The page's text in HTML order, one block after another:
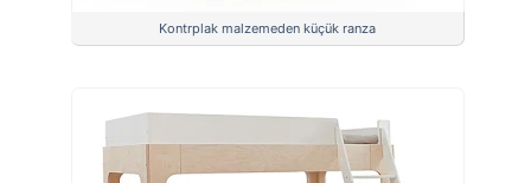
Kontrplak malzemeden küçük ranza